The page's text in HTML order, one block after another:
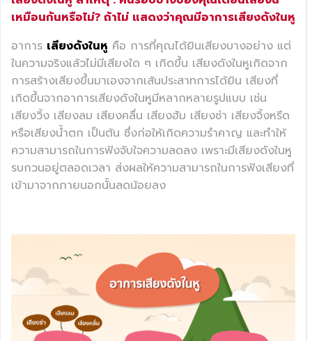
เหมือนกันหรือไม่? ถ้าไม่ แสดงว่าคุณมีอาการเสียงดังในหู
อาการ เสียงดังในหู คือ การที่คุณได้ยินเสียงบางอย่าง แต่
ในความจริงแล้วไม่มีเสียงใด ๆ เกิดขึ้น เสียงดังในหูเกิดจาก
การสร้างเสียงขึ้นมาเองจากเส้นประสาทการได้ยิน เสียงที่
เกิดขึ้นจากอาการเสียงดังในหูมีหลากหลายรูปแบบ เช่น
เสียงวิ้ง เสียงลม เสียงคลื่น เสียงฮัม เสียงซ่า เสียงจิ้งหรีด
หรือเสียงน้ำตก เป็นต้น ซึ่งก่อให้เกิดความรำคาญ และทำให้
ความสามารถในการฟังจับใจความลดลง เพราะมีเสียงดังในหู
รบกวนอยู่ตลอดเวลา ส่งผลให้ความสามารถในการฟังเสียงที่
เข้ามาจากภายนอกนั้นลดน้อยลง